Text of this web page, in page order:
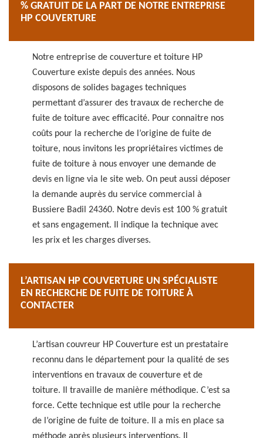
% GRATUIT DE LA PART DE NOTRE ENTREPRISE
HP COUVERTURE
Notre entreprise de couverture et toiture HP
Couverture existe depuis des années. Nous
disposons de solides bagages techniques
permettant d’assurer des travaux de recherche de
fuite de toiture avec efficacité. Pour connaitre nos
coûts pour la recherche de l’origine de fuite de
toiture, nous invitons les propriétaires victimes de
fuite de toiture à nous envoyer une demande de
devis en ligne via le site web. On peut aussi déposer
la demande auprès du service commercial à
Bussiere Badil 24360. Notre devis est 100 % gratuit
et sans engagement. Il indique la technique avec
les prix et les charges diverses.
L’ARTISAN HP COUVERTURE UN SPÉCIALISTE
EN RECHERCHE DE FUITE DE TOITURE À
CONTACTER
L’artisan couvreur HP Couverture est un prestataire
reconnu dans le département pour la qualité de ses
interventions en travaux de couverture et de
toiture. Il travaille de manière méthodique. C’est sa
force. Cette technique est utile pour la recherche
de l’origine de fuite de toiture. Il a mis en place sa